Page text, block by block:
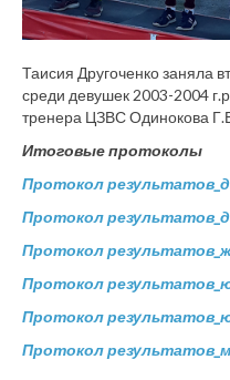
Таисия Другоченко заняла
среди девушек 2003-2004
тренера ЦЗВС Одинокова
Итоговые протоколы
Протокол
Протокол
Протокол
Протокол
Протокол
Протокол